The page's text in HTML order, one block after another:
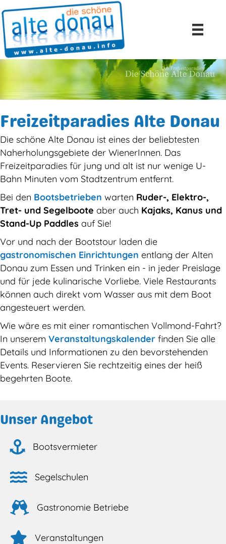
Freizeitparadies Alte Donau
Die schöne Alte Donau ist eines der beliebtesten
Naherholungsgebiete der WienerInnen. Das
Freizeitparadies für jung und alt ist nur wenige U-
Bahn Minuten vom Stadtzentrum entfernt.
Bei den Bootsbetrieben warten Ruder-, Elektro-,
Tret- und Segelboote aber auch Kajaks, Kanus und
Stand-Up Paddles auf Sie!
Vor und nach der Bootstour laden die
gastronomischen Einrichtungen entlang der Alten
Donau zum Essen und Trinken ein - in jeder Preislage
und für jede kulinarische Vorliebe. Viele Restaurants
können auch direkt vom Wasser aus mit dem Boot
angesteuert werden.
Wie wäre es mit einer romantischen Vollmond-Fahrt?
In unserem Veranstaltungskalender finden Sie alle
Details und Informationen zu den bevorstehenden
Events. Reservieren Sie rechtzeitig eines der heiß
begehrten Boote.
Unser Angebot
Bootsvermieter
Segelschulen
Gastronomie Betriebe
Veranstaltungen